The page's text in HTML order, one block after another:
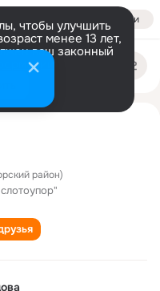
Войти
чтобы улучшить
менее 13 лет,
ваш законный
район)